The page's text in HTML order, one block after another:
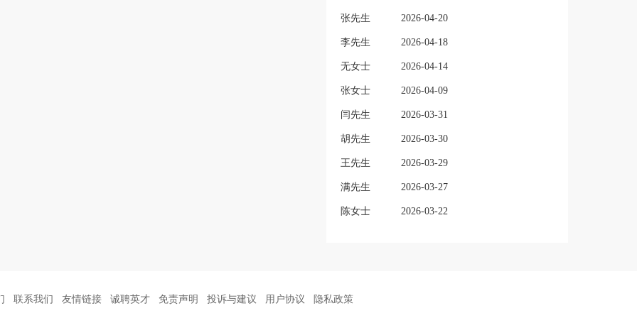
张先生 2026-04-20
李先生 2026-04-18
无女士 2026-04-14
张女士 2026-04-09
闫先生 2026-03-31
胡先生 2026-03-30
王先生 2026-03-29
满先生 2026-03-27
陈女士 2026-03-22
联系我们 友情链接 诚聘英才 免责声明 投诉与建议 用户协议 隐私政策